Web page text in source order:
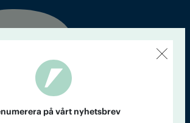
på vårt nyhetsbrev